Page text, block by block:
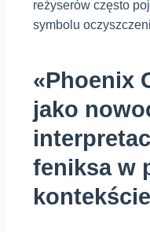
reżyserów często
symbolu
«Phoenix
jako
feniksa w
kontekście